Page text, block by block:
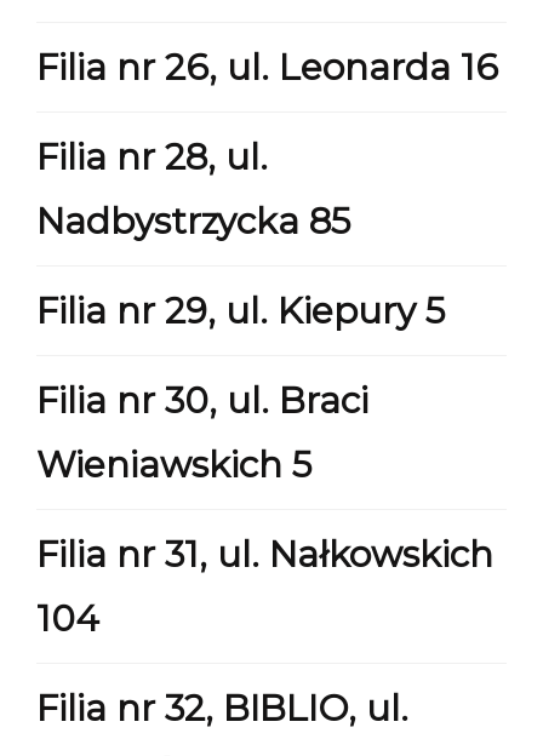
Filia nr 26, ul. Leonarda 16
Filia nr 28, ul.
Nadbystrzycka 85
Filia nr 29, ul. Kiepury 5
Filia nr 30, ul. Braci
Wieniawskich 5
Filia nr 31, ul. Nałkowskich
104
Filia nr 32, BIBLIO, ul.